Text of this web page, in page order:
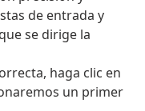
de entrada y
se dirige la
haga clic en
un primer